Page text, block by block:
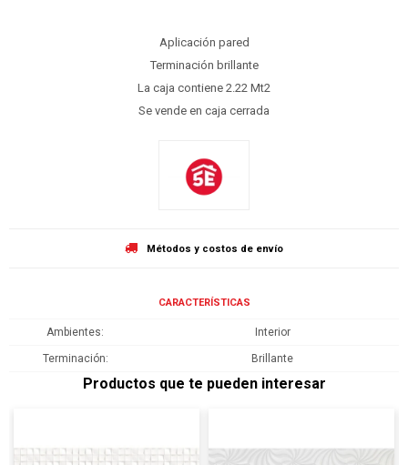
Aplicación pared
Terminación brillante
La caja contiene 2.22 Mt2
Se vende en caja cerrada
Métodos y costos de envío
CARACTERÍSTICAS
Ambientes Interior
Terminación Brillante
Productos que te pueden interesar